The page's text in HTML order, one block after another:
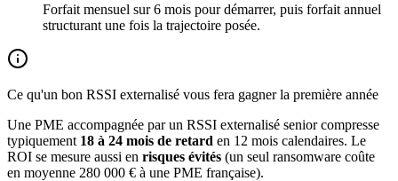
Forfait mensuel sur 6 mois pour démarrer, puis forfait annuel
structurant une fois la trajectoire posée.
Ce qu'un bon RSSI externalisé vous fera gagner la première année
Une PME accompagnée par un RSSI externalisé senior compresse
typiquement 18 à 24 mois de retard en 12 mois calendaires. Le
ROI se mesure aussi en risques évités (un seul ransomware coûte
en moyenne 280 000 € à une PME française).